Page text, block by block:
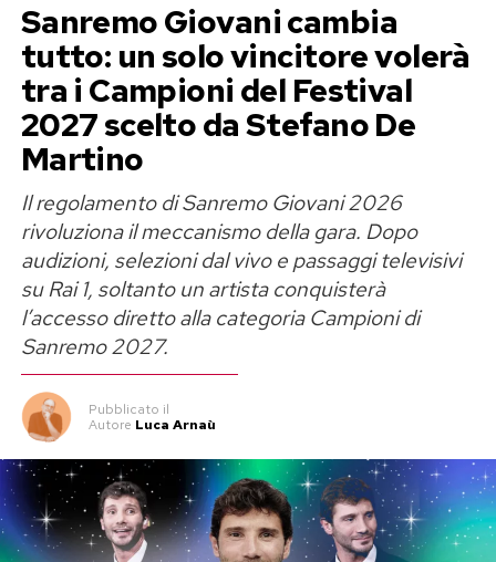
Sanremo Giovani cambia
tutto: un solo vincitore volerà
tra i Campioni del Festival
2027 scelto da Stefano De
Martino
Il regolamento di Sanremo Giovani 2026
rivoluziona il meccanismo della gara. Dopo
audizioni, selezioni dal vivo e passaggi televisivi
su Rai 1, soltanto un artista conquisterà
l’accesso diretto alla categoria Campioni di
Sanremo 2027.
Pubblicato il
Autore Luca Arnaù